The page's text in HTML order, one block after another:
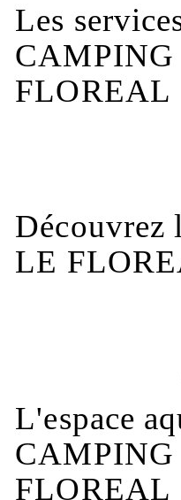
Les
Les
CAMPING
FLOREAL
Découvrez
LE
L'espace
CAMPING
FLOREAL